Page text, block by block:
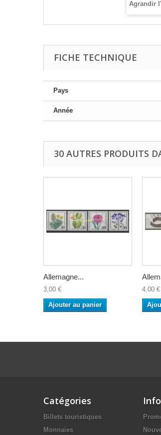
Agrandir
FICHE TECHNIQUE
Pays
Année
30 AUTRES PRODUITS
Allemagne...
3,00 €
Ajouter au panier
4,00 €
Catégories
Billets touristiques
Monnaies